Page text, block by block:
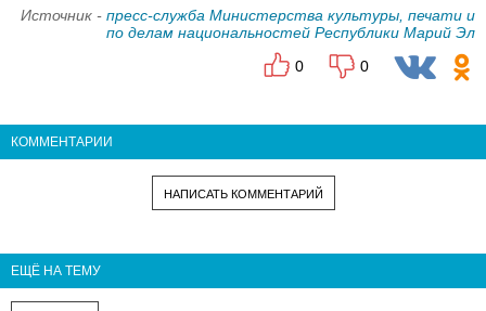
Источник - пресс-служба Министерства культуры, печати и
по делам национальностей Республики Марий Эл
0
0
КОММЕНТАРИИ
НАПИСАТЬ КОММЕНТАРИЙ
ЕЩЁ НА ТЕМУ